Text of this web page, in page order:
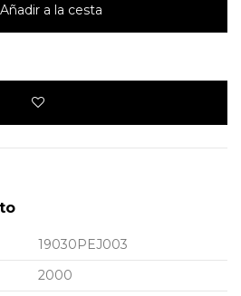
Añadir a la cesta
19030PEJ003
2000